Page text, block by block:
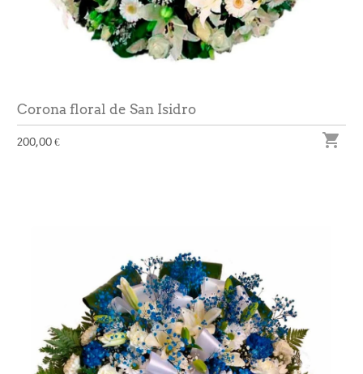
Corona floral de San Isidro
200,00 € 